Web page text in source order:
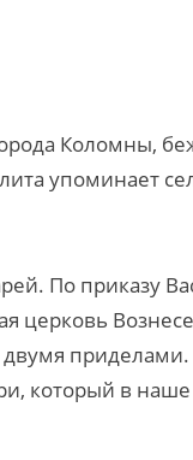
Коломны,
упоминает
По приказу
церковь
приделами.
который в